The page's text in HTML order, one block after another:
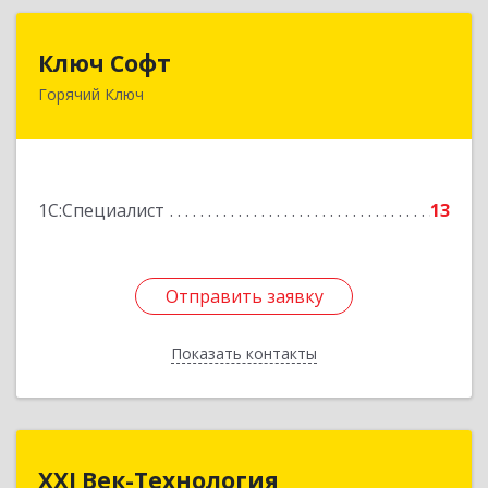
Ключ Софт
Горячий Ключ
1С:Специалист 13
Отправить заявку
Показать контакты
353287, Краснодарский край, Горячий Ключ г,
Отправить заявку
Назад
XXI Век-Технология